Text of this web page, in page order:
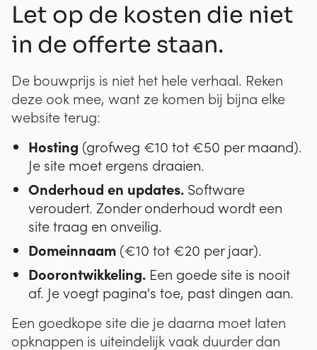
Let op de kosten die niet
in de offerte staan.
De bouwprijs is niet het hele verhaal. Reken
deze ook mee, want ze komen bij bijna elke
website terug:
Hosting (grofweg €10 tot €50 per maand).
Je site moet ergens draaien.
Onderhoud en updates. Software
veroudert. Zonder onderhoud wordt een
site traag en onveilig.
Domeinnaam (€10 tot €20 per jaar).
Doorontwikkeling. Een goede site is nooit
af. Je voegt pagina's toe, past dingen aan.
Een goedkope site die je daarna moet laten
opknappen is uiteindelijk vaak duurder dan